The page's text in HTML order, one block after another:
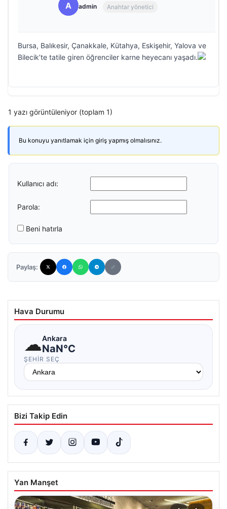
A admin Anahtar yönetici
Bursa, Balıkesir, Çanakkale, Kütahya, Eskişehir, Yalova ve
Bilecik’te tatile giren öğrenciler karne heyecanı yaşadı.
1 yazı görüntüleniyor (toplam 1)
Bu konuyu yanıtlamak için giriş yapmış olmalısınız.
Kullanıcı adı:
Parola:
Beni hatırla
Paylaş:
Hava Durumu
☁Ankara
NaN°C
ŞEHIR SEÇ
Bizi Takip Edin
Yan Manşet